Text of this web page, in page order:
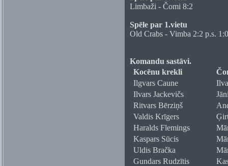
Limbaži - Čomi 8:2
Spēle par 1.vietu
Old Crabs - Vimba 2:2 p.s. 1:0
Komandu sastāvi.
Kocēnu krekli
Ilgvars Caune
Ilvars Jackevičs
Ritvars Bērziņš
Valdis Krīgers
Haralds Flemings
Kaspars Sūcis
Uldis Bračka
Gundars Rudzītis